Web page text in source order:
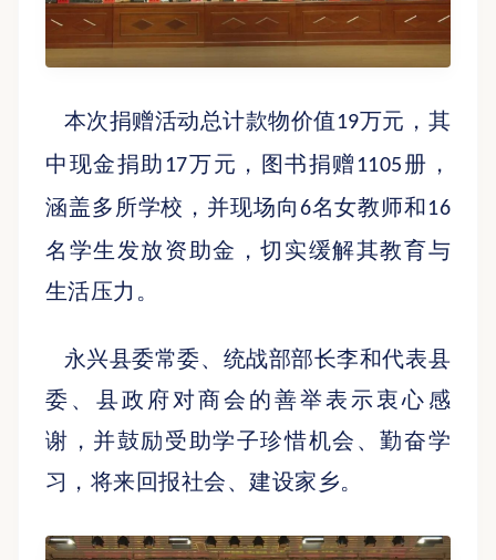
本次捐赠活动总计款物价值 19万元，其
中现金捐助 17万元，图书捐赠 1105 册，
涵盖多所学校，并现场向 6名女教师和 16
名学生发放资助金，切实缓解其教育与
生活压力。
永兴县委常委、统战部部长李和代表县
委、县政府对商会的善举表示衷心感
谢，并鼓励受助学子珍惜机会、勤奋学
习，将来回报社会、建设家乡。